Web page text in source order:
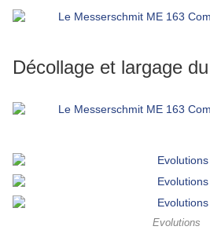
Décollage et largage
Evolutions